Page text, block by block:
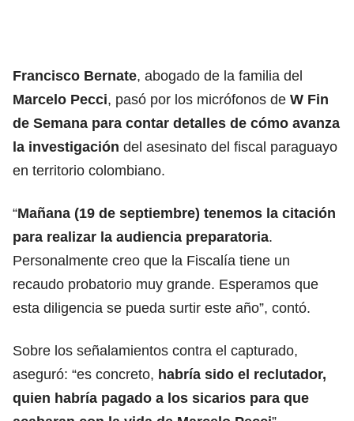
Francisco Bernate, abogado de la familia del
Marcelo Pecci, pasó por los micrófonos de W Fin
de Semana para contar detalles de cómo avanza
la investigación del asesinato del fiscal paraguayo
en territorio colombiano.
“Mañana (19 de septiembre) tenemos la citación
para realizar la audiencia preparatoria.
Personalmente creo que la Fiscalía tiene un
recaudo probatorio muy grande. Esperamos que
esta diligencia se pueda surtir este año”, contó.
Sobre los señalamientos contra el capturado,
aseguró: “es concreto, habría sido el reclutador,
quien habría pagado a los sicarios para que